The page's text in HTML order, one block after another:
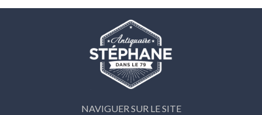
NAVIGUER SUR LE SITE